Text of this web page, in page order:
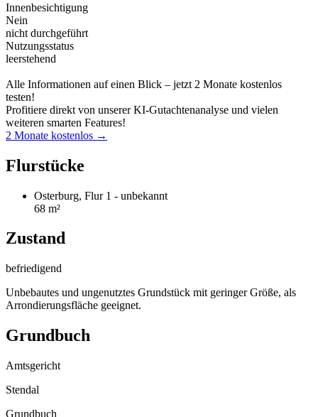
Innenbesichtigung
Nein
nicht durchgeführt
Nutzungsstatus
leerstehend
Alle Informationen auf einen Blick – jetzt 2 Monate kostenlos
testen!
Profitiere direkt von unserer KI-Gutachtenanalyse und vielen
weiteren smarten Features!
2 Monate kostenlos →
Flurstücke
Osterburg, Flur 1 - unbekannt
68 m²
Zustand
befriedigend
Unbebautes und ungenutztes Grundstück mit geringer Größe, als
Arrondierungsfläche geeignet.
Grundbuch
Amtsgericht
Stendal
Grundbuch